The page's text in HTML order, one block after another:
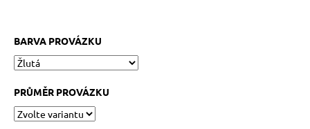
BARVA PROVÁZKU
PRŮMĚR PROVÁZKU
m
e
KABBALAH
NÁRAMEK